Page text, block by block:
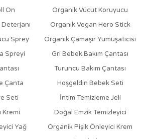
On
Organik Vücut Koruyucu
Deterjanı
Organik Vegan Hero Stick
Sprey
Organik Çamaşır Yumuşatıcısı
Spreyi
Gri Bebek Bakım Çantası
Turuncu Bakım Çantası
Çanta
Hoşgeldin Bebek Seti
Seti
İntim Temizleme Jeli
Kremi
Doğal Emzik Temizleyici
Yağ
Organik Pişik Önleyici Krem